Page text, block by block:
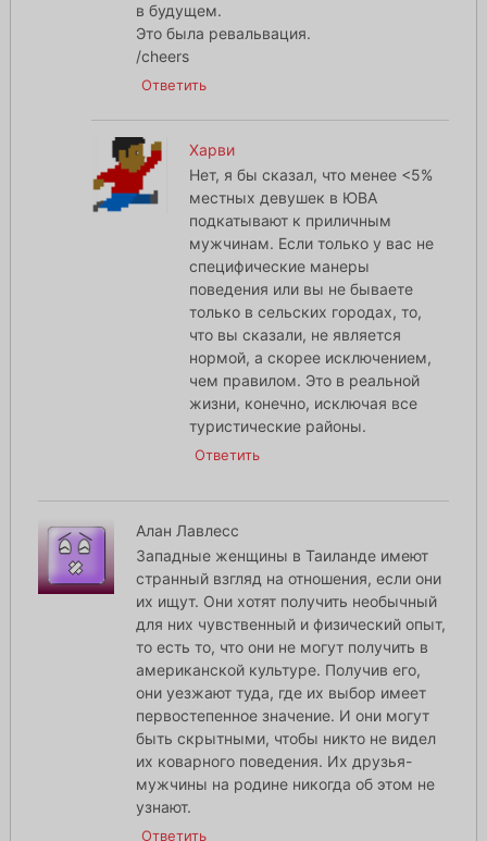
в будущем.
Это была ревальвация.
/cheers
Ответить
Харви
Нет, я бы сказал, что менее <5%
местных девушек в ЮВА
подкатывают к приличным
мужчинам. Если только у вас не
специфические манеры
поведения или вы не бываете
только в сельских городах, то,
что вы сказали, не является
нормой, а скорее исключением,
чем правилом. Это в реальной
жизни, конечно, исключая все
туристические районы.
Ответить
Алан Лавлесс
Западные женщины в Таиланде имеют
странный взгляд на отношения, если они
их ищут. Они хотят получить необычный
для них чувственный и физический опыт,
то есть то, что они не могут получить в
американской культуре. Получив его,
они уезжают туда, где их выбор имеет
первостепенное значение. И они могут
быть скрытными, чтобы никто не видел
их коварного поведения. Их друзья-
мужчины на родине никогда об этом не
узнают.
Ответить